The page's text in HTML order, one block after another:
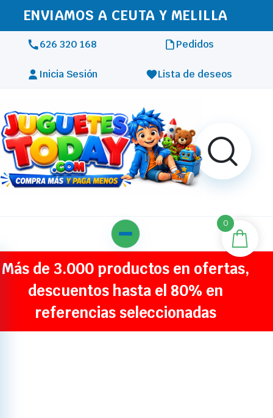
ENVIAMOS A CEUTA Y MELILLA
626 320 168 Pedidos
Inicia Sesión Lista de deseos
Más de 3.000 productos en ofertas,
descuentos hasta el 80% en
referencias seleccionadas
0